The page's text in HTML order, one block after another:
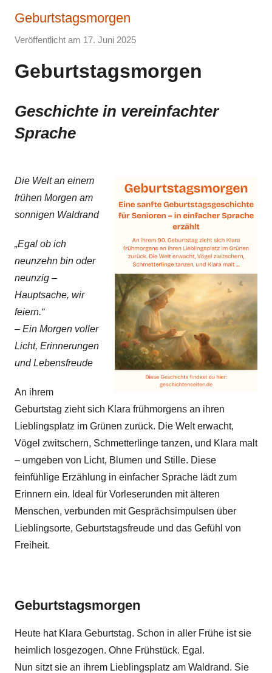
Geburtstagsmorgen
Veröffentlicht am 17. Juni 2025
n
k
Geburtstagsmorgen
Geschichte in vereinfachter
Sprache
Die Welt an einem
frühen Morgen am
sonnigen Waldrand
„Egal ob ich
neunzehn bin oder
neunzig –
Hauptsache, wir
feiern.“
– Ein Morgen voller
Licht, Erinnerungen
und Lebensfreude
An ihrem
Geburtstag zieht sich Klara frühmorgens an ihren
Lieblingsplatz im Grünen zurück. Die Welt erwacht,
Vögel zwitschern, Schmetterlinge tanzen, und Klara malt
– umgeben von Licht, Blumen und Stille. Diese
feinfühlige Erzählung in einfacher Sprache lädt zum
Erinnern ein. Ideal für Vorleserunden mit älteren
Menschen, verbunden mit Gesprächsimpulsen über
Lieblingsorte, Geburtstagsfreude und das Gefühl von
Freiheit.
Geburtstagsmorgen
Heute hat Klara Geburtstag. Schon in aller Frühe ist sie
heimlich losgezogen. Ohne Frühstück. Egal.
Nun sitzt sie an ihrem Lieblingsplatz am Waldrand. Sie